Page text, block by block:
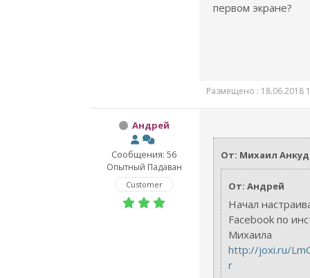
первом экране?
Размещено : 18.06.2018
Андрей
Сообщения: 56
Опытный Падаван
Customer
От: Михаил
От: Андрей
Начал
Facebook по
Михаила
http://joxi.ru/
r